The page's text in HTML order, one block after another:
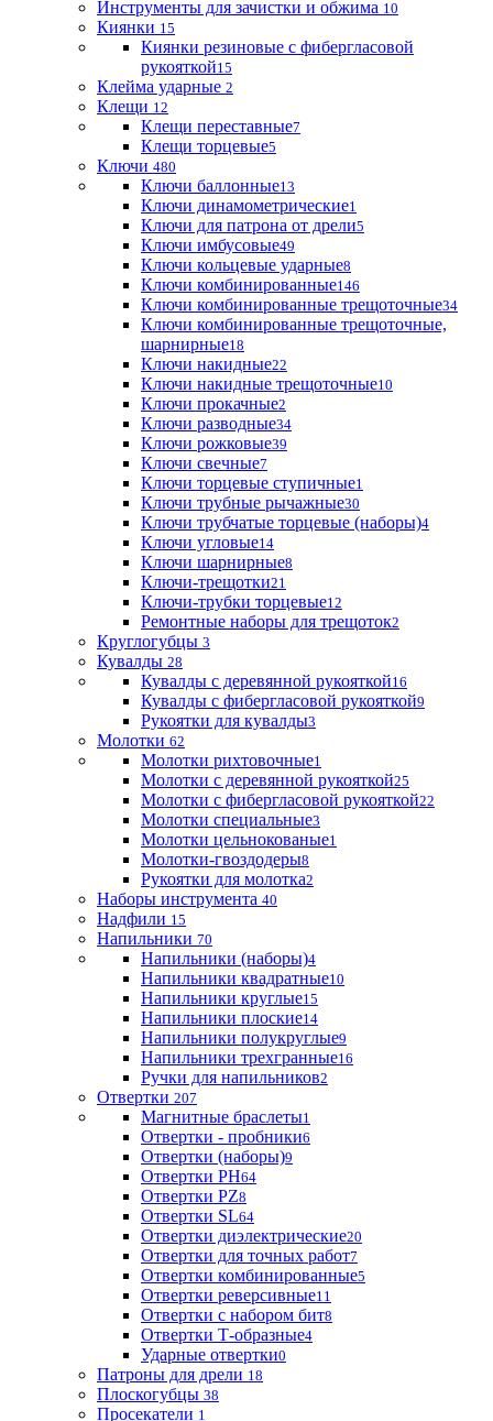
Инструменты для зачистки и обжима 10
Киянки 15
Киянки резиновые с фибергласовой
рукояткой15
Клейма ударные 2
Клещи 12
Клещи переставные7
Клещи торцевые5
Ключи 480
Ключи баллонные13
Ключи динамометрические1
Ключи для патрона от дрели5
Ключи имбусовые49
Ключи кольцевые ударные8
Ключи комбинированные146
Ключи комбинированные трещоточные34
Ключи комбинированные трещоточные,
шарнирные18
Ключи накидные22
Ключи накидные трещоточные10
Ключи прокачные2
Ключи разводные34
Ключи рожковые39
Ключи свечные7
Ключи торцевые ступичные1
Ключи трубные рычажные30
Ключи трубчатые торцевые (наборы)4
Ключи угловые14
Ключи шарнирные8
Ключи-трещотки21
Ключи-трубки торцевые12
Ремонтные наборы для трещоток2
Круглогубцы 3
Кувалды 28
Кувалды с деревянной рукояткой16
Кувалды с фибергласовой рукояткой9
Рукоятки для кувалды3
Молотки 62
Молотки рихтовочные1
Молотки с деревянной рукояткой25
Молотки с фибергласовой рукояткой22
Молотки специальные3
Молотки цельнокованые1
Молотки-гвоздодеры8
Рукоятки для молотка2
Наборы инструмента 40
Надфили 15
Напильники 70
Напильники (наборы)4
Напильники квадратные10
Напильники круглые15
Напильники плоские14
Напильники полукруглые9
Напильники трехгранные16
Ручки для напильников2
Отвертки 207
Магнитные браслеты1
Отвертки - пробники6
Отвертки (наборы)9
Отвертки PH64
Отвертки PZ8
Отвертки SL64
Отвертки диэлектрические20
Отвертки для точных работ7
Отвертки комбинированные5
Отвертки реверсивные11
Отвертки с набором бит8
Отвертки Т-образные4
Ударные отвертки0
Патроны для дрели 18
Плоскогубцы 38
Просекатели 1